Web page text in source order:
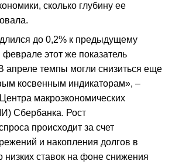
сколько глубину ее
до 0,2% к предыдущему
феврале этот же показатель
апреле темпы могли снизиться еще
косвенным индикаторам», –
макроэкономических
Сбербанка. Рост
происходит за счет
и накопления долгов в
низких ставок на фоне снижения